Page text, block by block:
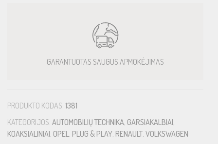
GARANTUOTAS SAUGUS APMOKĖJIMAS
PRODUKTO KODAS: 1381
KATEGORIJOS: AUTOMOBILIŲ TECHNIKA, GARSIAKALBIAI,
KOAKSIALINIAI, OPEL, PLUG & PLAY, RENAULT, VOLKSWAGEN